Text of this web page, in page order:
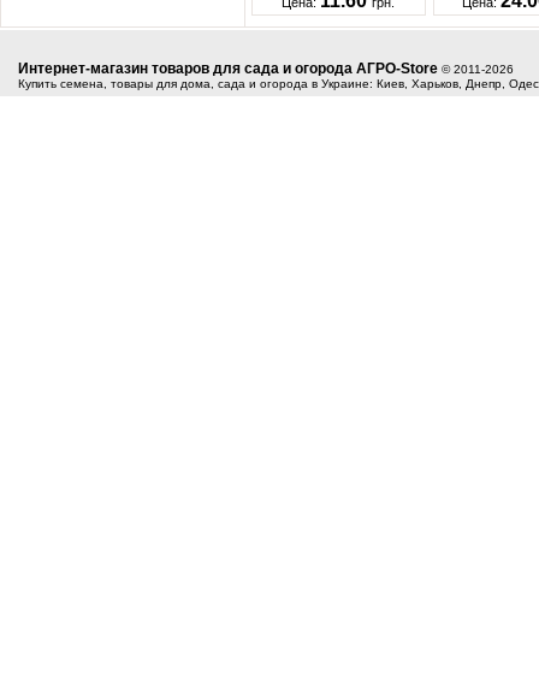
Интернет-магазин товаров для сада и огорода АГРО-Store © 2011-2026
Купить семена, товары для дома, сада и огорода в Украине: Киев, Харьков, Днепр,